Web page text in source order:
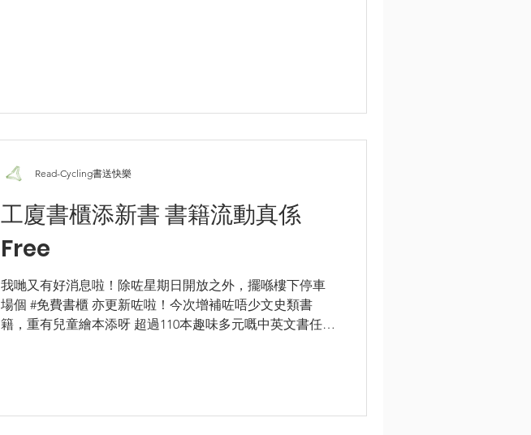
工廈書櫃添新書 書籍流動真係
Free
我哋又有好消息啦！除咗星期日開放之外，擺喺樓下停車
場個 #免費書櫃 亦更新咗啦！今次增補咗唔少文史類書
籍，重有兒童繪本添呀 超過110本趣味多元嘅中英文書任君
Read-Cycling書送快樂